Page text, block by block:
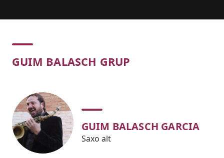
Concert
GUIM BALASCH GRUP
GUIM BALASCH GARCIA
Saxo alt